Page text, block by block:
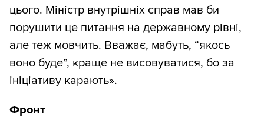
цього. Міністр внутрішніх справ мав би
порушити це питання на державному рівні,
але теж мовчить. Вважає, мабуть, “якось
воно буде”, краще не висовуватися, бо за
ініціативу карають».
Фронт